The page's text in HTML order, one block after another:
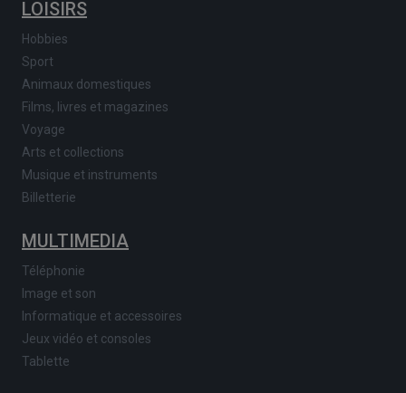
LOISIRS
Hobbies
Sport
Animaux domestiques
Films, livres et magazines
Voyage
Arts et collections
Musique et instruments
Billetterie
MULTIMEDIA
Téléphonie
Image et son
Informatique et accessoires
Jeux vidéo et consoles
Tablette